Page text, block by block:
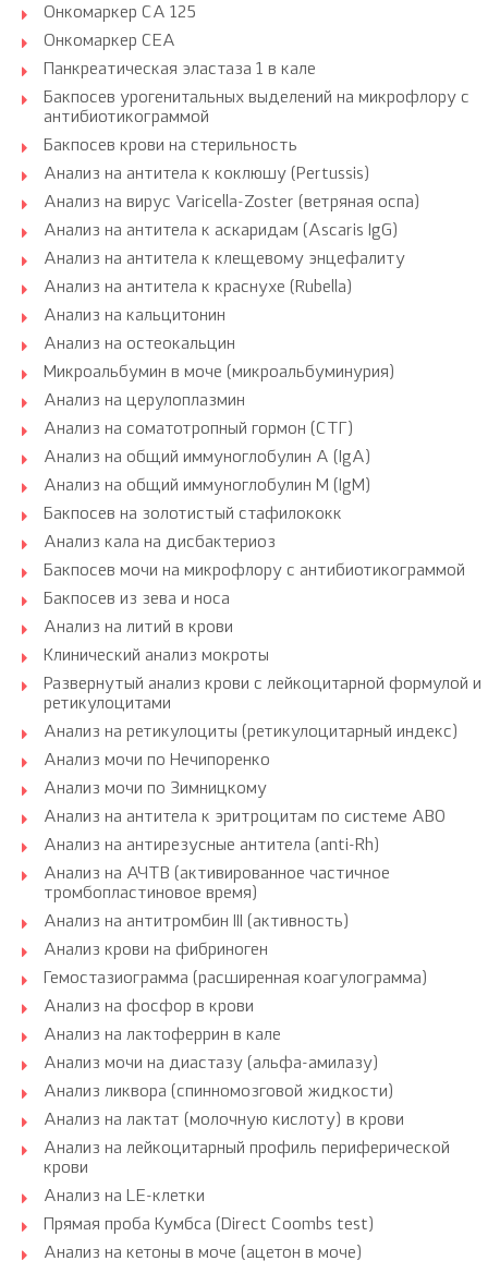
Онкомаркер CA 125
Онкомаркер CEA
Панкреатическая эластаза 1 в кале
Бакпосев урогенитальных выделений на микрофлору с
антибиотикограммой
Бакпосев крови на стерильность
Анализ на антитела к коклюшу (Pertussis)
Анализ на вирус Varicella-Zoster (ветряная оспа)
Анализ на антитела к аскаридам (Ascaris IgG)
Анализ на антитела к клещевому энцефалиту
Анализ на антитела к краснухе (Rubella)
Анализ на кальцитонин
Анализ на остеокальцин
Микроальбумин в моче (микроальбуминурия)
Анализ на церулоплазмин
Анализ на соматотропный гормон (СТГ)
Анализ на общий иммуноглобулин A (IgA)
Анализ на общий иммуноглобулин M (IgM)
Бакпосев на золотистый стафилококк
Анализ кала на дисбактериоз
Бакпосев мочи на микрофлору с антибиотикограммой
Бакпосев из зева и носа
Анализ на литий в крови
Клинический анализ мокроты
Развернутый анализ крови с лейкоцитарной формулой и
ретикулоцитами
Анализ на ретикулоциты (ретикулоцитарный индекс)
Анализ мочи по Нечипоренко
Анализ мочи по Зимницкому
Анализ на антитела к эритроцитам по системе АВ0
Анализ на антирезусные антитела (anti-Rh)
Анализ на АЧТВ (активированное частичное
тромбопластиновое время)
Анализ на антитромбин III (активность)
Анализ крови на фибриноген
Гемостазиограмма (расширенная коагулограмма)
Анализ на фосфор в крови
Анализ на лактоферрин в кале
Анализ мочи на диастазу (альфа-амилазу)
Анализ ликвора (спинномозговой жидкости)
Анализ на лактат (молочную кислоту) в крови
Анализ на лейкоцитарный профиль периферической
крови
Анализ на LE-клетки
Прямая проба Кумбса (Direct Coombs test)
Анализ на кетоны в моче (ацетон в моче)